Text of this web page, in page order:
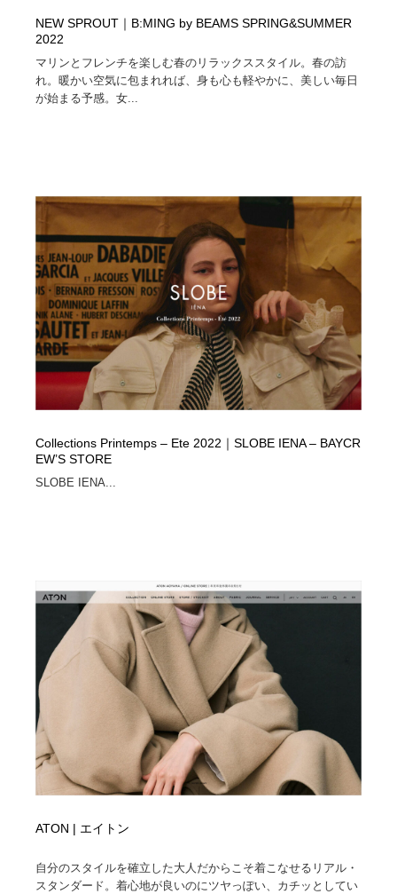
NEW SPROUT｜B:MING by BEAMS SPRING&SUMMER
2022
マリンとフレンチを楽しむ春のリラックススタイル。春の訪
れ。暖かい空気に包まれれば、身も心も軽やかに、美しい毎日
が始まる予感。女...
Collections Printemps – Ete 2022｜SLOBE IENA – BAYCR
EW’S STORE
SLOBE IENA...
ATON | エイトン
自分のスタイルを確立した大人だからこそ着こなせるリアル・
スタンダード。着心地が良いのにツヤっぽい、カチッとしてい